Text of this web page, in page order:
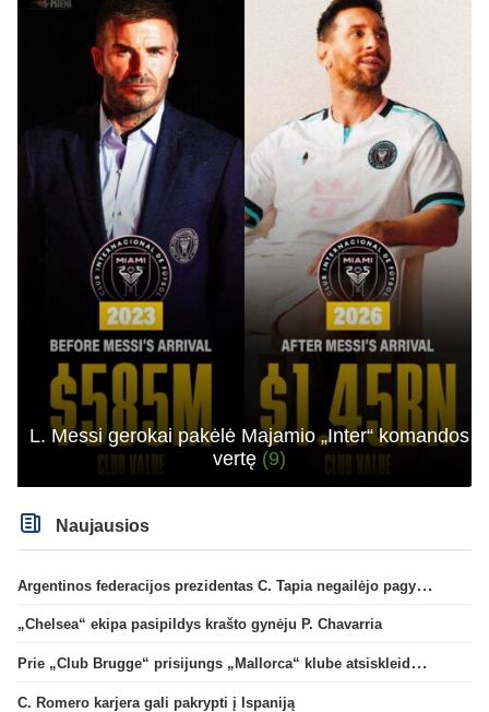
L. Messi gerokai pakėlė Majamio „Inter“ komandos
vertę (9)
Naujausios
Argentinos federacijos prezidentas C. Tapia negailėjo pagyrų G. Infantino
„Chelsea“ ekipa pasipildys krašto gynėju P. Chavarria
Prie „Club Brugge“ prisijungs „Mallorca“ klube atsiskleidęs J. Virgili
C. Romero karjera gali pakrypti į Ispaniją